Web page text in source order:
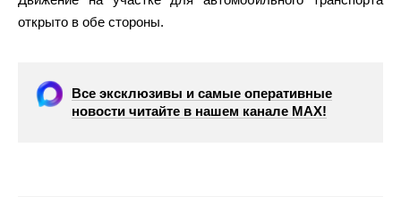
открыто в обе стороны.
Все эксклюзивы и самые оперативные
новости читайте в нашем канале МАХ!